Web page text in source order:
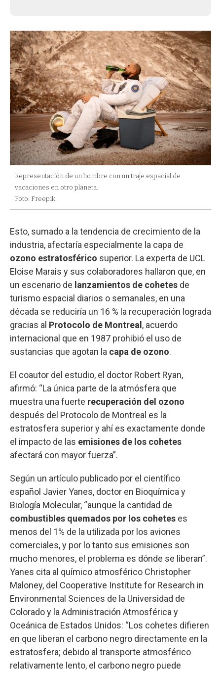
Representación de un hombre con un traje espacial de
vacaciones en otro planeta.
Foto: Freepik.
Esto, sumado a la tendencia de crecimiento de la
industria, afectaría especialmente la capa de
ozono estratosférico superior. La experta de UCL
Eloise Marais y sus colaboradores hallaron que, en
un escenario de lanzamientos de cohetes de
turismo espacial diarios o semanales, en una
década se reduciría un 16 % la recuperación lograda
gracias al Protocolo de Montreal , acuerdo
internacional que en 1987 prohibió el uso de
sustancias que agotan la capa de ozono.
El coautor del estudio, el doctor Robert Ryan,
afirmó: “La única parte de la atmósfera que
muestra una fuerte recuperación del ozono
después del Protocolo de Montreal es la
estratosfera superior y ahí es exactamente donde
el impacto de las emisiones de los cohetes
afectará con mayor fuerza”.
Según un artículo publicado por el científico
español Javier Yanes, doctor en Bioquímica y
Biología Molecular, “aunque la cantidad de
combustibles quemados por los cohetes es
menos del 1% de la utilizada por los aviones
comerciales, y por lo tanto sus emisiones son
mucho menores, el problema es dónde se liberan”.
Yanes cita al químico atmosférico Christopher
Maloney, del Cooperative Institute for Research in
Environmental Sciences de la Universidad de
Colorado y la Administración Atmosférica y
Oceánica de Estados Unidos: “Los cohetes difieren
en que liberan el carbono negro directamente en la
estratosfera; debido al transporte atmosférico
relativamente lento, el carbono negro puede